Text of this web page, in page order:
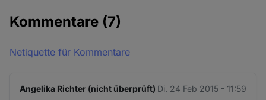
Kommentare (7)
Netiquette für Kommentare
Angelika Richter (nicht überprüft) Di. 24 Feb 2015 - 11:59